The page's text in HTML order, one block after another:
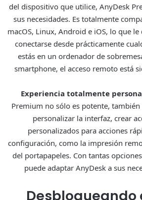
del dispositivo que utilice, AnyDesk
sus necesidades. Es totalmente
macOS, Linux, Android e iOS, lo que
conectarse desde prácticamente
estás en un ordenador de
smartphone, el acceso remoto está
Experiencia totalmente
Premium no sólo es potente, también
personalizar la interfaz, crear
personalizados para acciones
configuración, como la impresión
del portapapeles. Con tantas
puede adaptar AnyDesk a sus
Desbloqueando